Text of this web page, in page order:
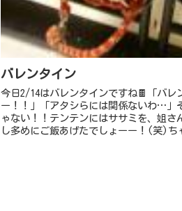
バレンタイン
今日2/14はバレンタインですね🍫「バレ
ー！！」「アタシらには関係ないわ…」
ゃない！！テンテンにはササミを、姐さ
し多めにご飯あげたでしょーー！(笑)ち